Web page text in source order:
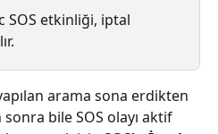
SOS etkinliği, iptal
arama sona erdikten
bile SOS olayı aktif